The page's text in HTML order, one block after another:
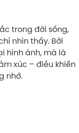
trong đời sống,
nhìn thấy. Bởi
hình ảnh, mà là
xúc – điều khiến
nhớ.